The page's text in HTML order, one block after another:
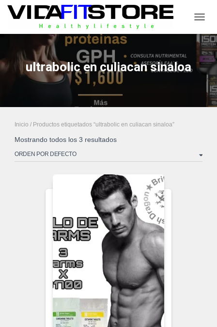
ultrabolic en culiacan sinaloa
Inicio / Productos etiquetados “ultrabolic en culiacan sinaloa”
Mostrando todos los 3 resultados